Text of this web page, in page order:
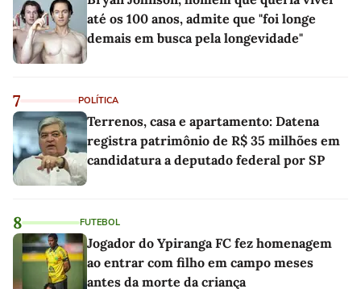
até os 100 anos, admite que "foi longe
demais em busca pela longevidade"
7 POLÍTICA
Terrenos, casa e apartamento: Datena
registra patrimônio de R$ 35 milhões em
candidatura a deputado federal por SP
8 FUTEBOL
Jogador do Ypiranga FC fez homenagem
ao entrar com filho em campo meses
antes da morte da criança